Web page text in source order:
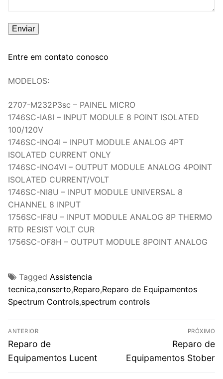
Entre em contato conosco
MODELOS:
2707-M232P3sc – PAINEL MICRO
1746SC-IA8I – INPUT MODULE 8 POINT ISOLATED
100/120V
1746SC-INO4I – INPUT MODULE ANALOG 4PT
ISOLATED CURRENT ONLY
1746SC-INO4VI – OUTPUT MODULE ANALOG 4POINT
ISOLATED CURRENT/VOLT
1746SC-NI8U – INPUT MODULE UNIVERSAL 8
CHANNEL 8 INPUT
1756SC-IF8U – INPUT MODULE ANALOG 8P THERMO
RTD RESIST VOLT CUR
1756SC-OF8H – OUTPUT MODULE 8POINT ANALOG
Tagged Assistencia
tecnica,conserto,Reparo,Reparo de Equipamentos
Spectrum Controls,spectrum controls
Navegação
de
Post
ANTERIOR
Post
anterior:
Reparo de
Equipamentos Lucent
PRÓXIMO
Próximo
post:
Reparo de
Equipamentos Stober